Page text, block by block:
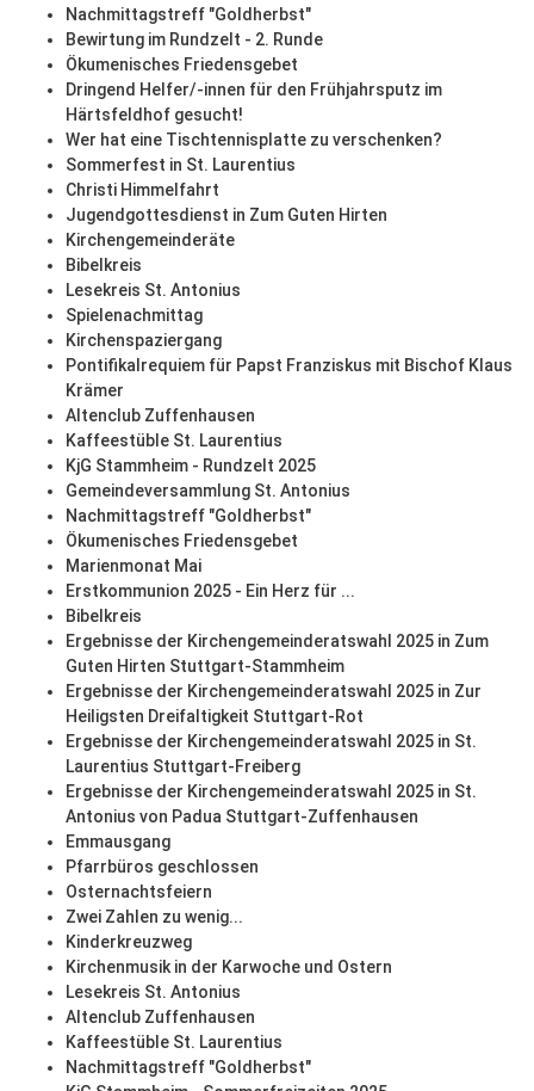
Nachmittagstreff "Goldherbst"
Bewirtung im Rundzelt - 2. Runde
Ökumenisches Friedensgebet
Dringend Helfer/-innen für den Frühjahrsputz im
Härtsfeldhof gesucht!
Wer hat eine Tischtennisplatte zu verschenken?
Sommerfest in St. Laurentius
Christi Himmelfahrt
Jugendgottesdienst in Zum Guten Hirten
Kirchengemeinderäte
Bibelkreis
Lesekreis St. Antonius
Spielenachmittag
Kirchenspaziergang
Pontifikalrequiem für Papst Franziskus mit Bischof Klaus
Krämer
Altenclub Zuffenhausen
Kaffeestüble St. Laurentius
KjG Stammheim - Rundzelt 2025
Gemeindeversammlung St. Antonius
Nachmittagstreff "Goldherbst"
Ökumenisches Friedensgebet
Marienmonat Mai
Erstkommunion 2025 - Ein Herz für ...
Bibelkreis
Ergebnisse der Kirchengemeinderatswahl 2025 in Zum
Guten Hirten Stuttgart-Stammheim
Ergebnisse der Kirchengemeinderatswahl 2025 in Zur
Heiligsten Dreifaltigkeit Stuttgart-Rot
Ergebnisse der Kirchengemeinderatswahl 2025 in St.
Laurentius Stuttgart-Freiberg
Ergebnisse der Kirchengemeinderatswahl 2025 in St.
Antonius von Padua Stuttgart-Zuffenhausen
Emmausgang
Pfarrbüros geschlossen
Osternachtsfeiern
Zwei Zahlen zu wenig...
Kinderkreuzweg
Kirchenmusik in der Karwoche und Ostern
Lesekreis St. Antonius
Altenclub Zuffenhausen
Kaffeestüble St. Laurentius
Nachmittagstreff "Goldherbst"